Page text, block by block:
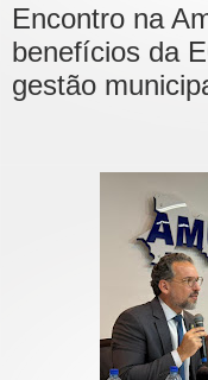
Encontro na
benefícios da
gestão